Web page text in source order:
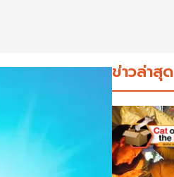
ข่าวล่าสุด